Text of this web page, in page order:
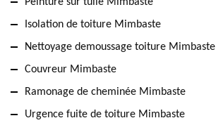
Isolation de toiture Mimbaste
Nettoyage demoussage toiture Mimbaste
Couvreur Mimbaste
Ramonage de cheminée Mimbaste
Urgence fuite de toiture Mimbaste